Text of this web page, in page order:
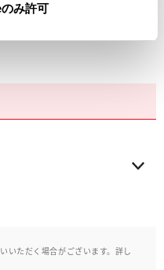
み許可
いただく場合がございます。詳し